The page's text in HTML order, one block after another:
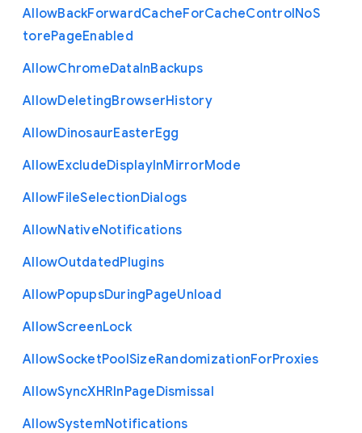
AllowBackForwardCacheForCacheControlNoS
torePageEnabled
AllowChromeDataInBackups
AllowDeletingBrowserHistory
AllowDinosaurEasterEgg
AllowExcludeDisplayInMirrorMode
AllowFileSelectionDialogs
AllowNativeNotifications
AllowOutdatedPlugins
AllowPopupsDuringPageUnload
AllowScreenLock
AllowSocketPoolSizeRandomizationForProxies
AllowSyncXHRInPageDismissal
AllowSystemNotifications